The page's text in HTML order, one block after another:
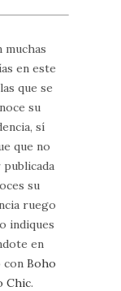
muchas
en este
que se
su
sí
que no
publicada
su
ruego
indiques
en
con Boho
Chic.